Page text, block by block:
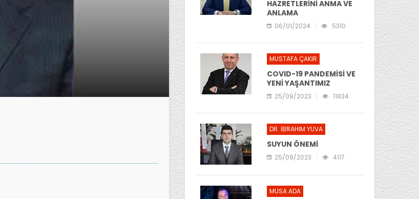
HAZRETLERİNİ ANMA VE
ANLAMA
06/01/2024 5310
MUSTAFA ÇAKIR
COVID-19 PANDEMİSİ VE
YENİ YAŞANTIMIZ
25/09/2023 11834
DR. İBRAHIM YUVA
SUYUN ÖNEMİ
25/09/2023 4117
MUSA ADA